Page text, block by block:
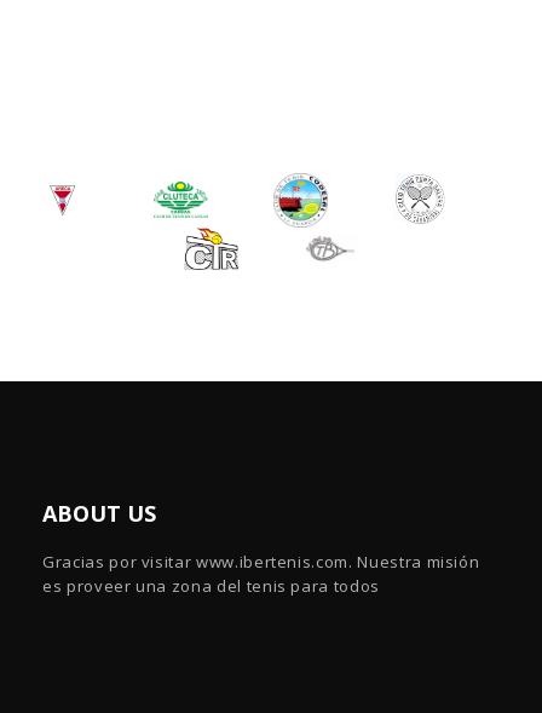
ABOUT US
Gracias por visitar www.ibertenis.com. Nuestra misión
es proveer una zona del tenis para todos